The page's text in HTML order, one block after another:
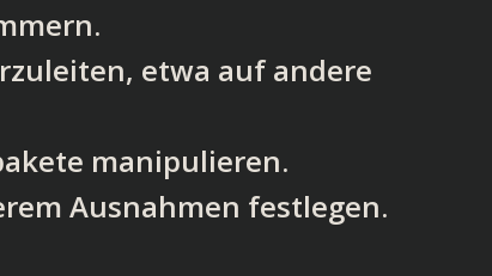
etwa auf andere
manipulieren.
Ausnahmen festlegen.